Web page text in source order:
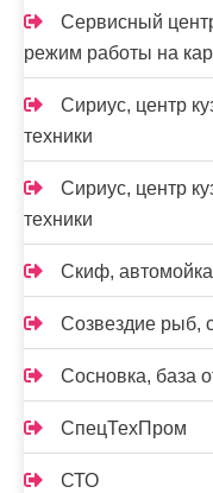
Сервисный
режим работы на
Сириус, центр
техники
Сириус, центр
техники
Скиф, автомойка
Созвездие рыб,
Сосновка, база
СпецТехПром
СТО